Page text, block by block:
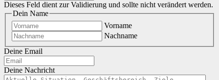
Dieses Feld dient zur Validierung und sollte nicht verändert werden.
Dein Name
Vorname
Nachname
Deine Email
Deine Nachricht